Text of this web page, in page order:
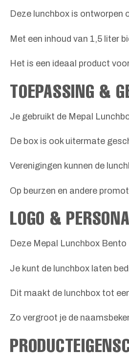
Deze lunchbox is ontworpen
Met een inhoud van 1,5 liter
Het is een ideaal product
TOEPASSING &
Je gebruikt de Mepal
De box is ook uitermate
Verenigingen kunnen de
Op beurzen en andere
LOGO &
Deze Mepal Lunchbox
Je kunt de lunchbox laten
Dit maakt de lunchbox tot
Zo vergroot je de